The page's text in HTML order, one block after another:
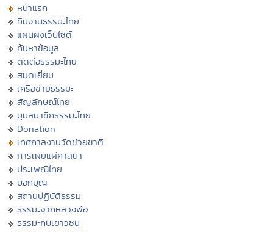
หน้าแรก
ทีมงานธรรมะไทย
แผนผังเว็บไซต์
ค้นหาข้อมูล
ติดต่อธรรมะไทย
สมุดเยี่ยม
เครือข่ายธรรมะ
สัญลักษณ์ไทย
มุมสมาชิกธรรมะไทย
Donation
เทศกาลงานวัดช่วยชาติ
การเผยแผ่ศาสนา
ประเพณีไทย
บอกบุญ
สถานปฏิบัติธรรม
ธรรมะจากหลวงพ่อ
ธรรมะกับเยาวชน